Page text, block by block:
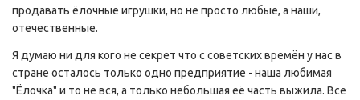
продавать ёлочные игрушки, но не просто любые, а наши,
отечественные.
Я думаю ни для кого не секрет что с советских времён у нас в
стране осталось только одно предприятие - наша любимая
"Ёлочка" и то не вся, а только небольшая её часть выжила. Все